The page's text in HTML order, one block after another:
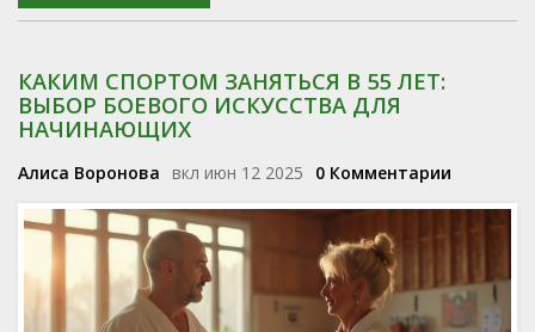
КАКИМ СПОРТОМ ЗАНЯТЬСЯ В 55 ЛЕТ:
ВЫБОР БОЕВОГО ИСКУССТВА ДЛЯ
НАЧИНАЮЩИХ
Алиса Воронова вкл июн 12 2025 0 Комментарии